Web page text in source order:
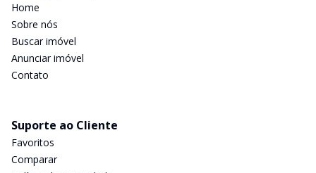
Home
Sobre nós
Buscar imóvel
Anunciar imóvel
Contato
Suporte ao Cliente
Favoritos
Comparar